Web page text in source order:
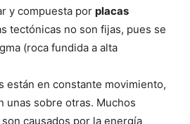
y compuesta por placas
tectónicas no son fijas, pues se
(roca fundida a alta
están en constante movimiento,
unas sobre otras. Muchos
causados por la energía